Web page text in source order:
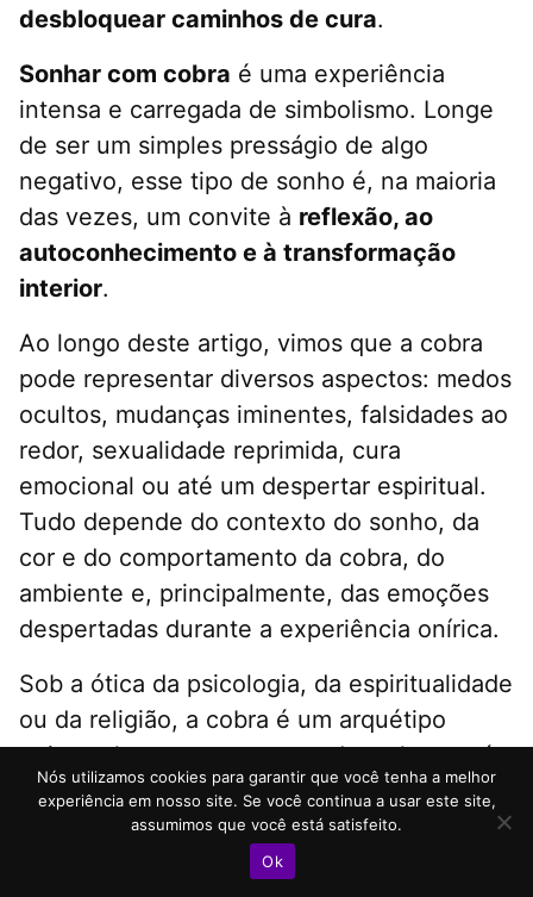
desbloquear caminhos de cura.
Sonhar com cobra é uma experiência
intensa e carregada de simbolismo. Longe
de ser um simples presságio de algo
negativo, esse tipo de sonho é, na maioria
das vezes, um convite à reflexão, ao
autoconhecimento e à transformação
interior.
Ao longo deste artigo, vimos que a cobra
pode representar diversos aspectos: medos
ocultos, mudanças iminentes, falsidades ao
redor, sexualidade reprimida, cura
emocional ou até um despertar espiritual.
Tudo depende do contexto do sonho, da
cor e do comportamento da cobra, do
ambiente e, principalmente, das emoções
despertadas durante a experiência onírica.
Sob a ótica da psicologia, da espiritualidade
ou da religião, a cobra é um arquétipo
universal que aparece quando a alma está
prestes a atravessar um processo
importante. Assim como esse animal troca
de pele, o sonhador também é convidado a
Nós utilizamos cookies para garantir que você tenha a melhor
experiência em nosso site. Se você continua a usar este site,
assumimos que você está satisfeito.
Ok